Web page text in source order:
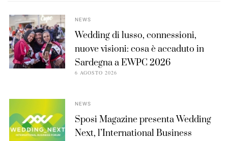
NEWS
Wedding di lusso, connessioni,
nuove visioni: cosa è accaduto in
Sardegna a EWPC 2026
6 AGOSTO 2026
NEWS
Sposi Magazine presenta Wedding
Next, l’International Business